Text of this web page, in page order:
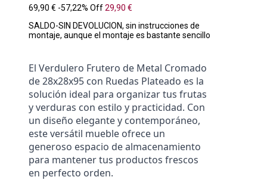
69,90 € -57,22% Off29,90 €
SALDO-SIN DEVOLUCION, sin instrucciones de
montaje, aunque el montaje es bastante sencillo
El Verdulero Frutero de Metal Cromado
de 28x28x95 con Ruedas Plateado es la
solución ideal para organizar tus frutas
y verduras con estilo y practicidad. Con
un diseño elegante y contemporáneo,
este versátil mueble ofrece un
generoso espacio de almacenamiento
para mantener tus productos frescos
en perfecto orden.